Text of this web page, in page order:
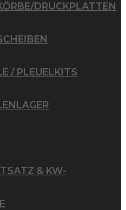
DRUCKPLATTEN
/ PLEUELKITS
& KW-